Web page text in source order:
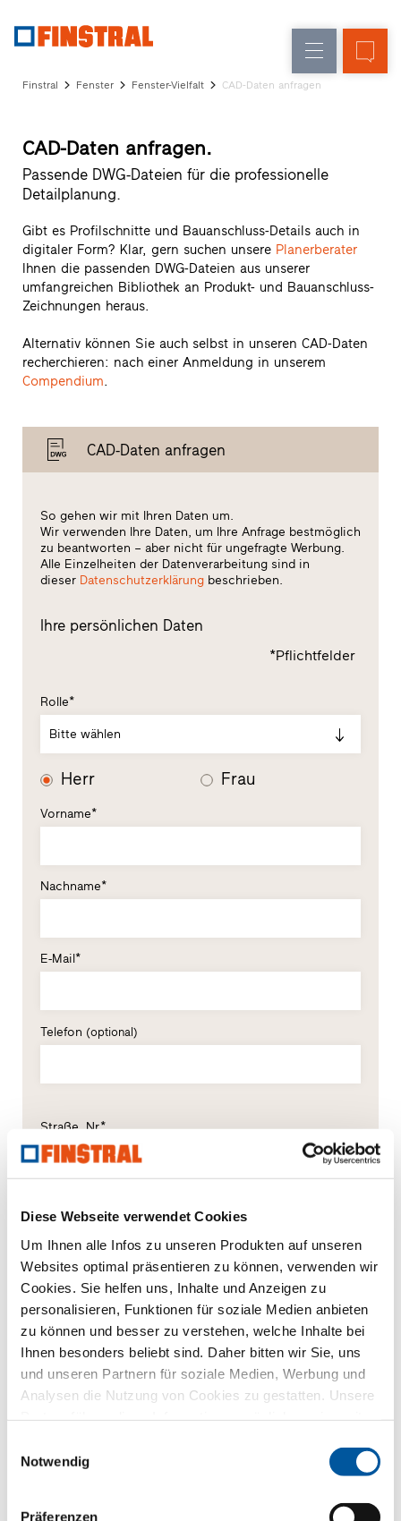
Diese Webseite verwendet Cookies
Um Ihnen alle Infos zu unseren Produkten auf unseren
Websites optimal präsentieren zu können, verwenden wir
Cookies. Sie helfen uns, Inhalte und Anzeigen zu
personalisieren, Funktionen für soziale Medien anbieten
zu können und besser zu verstehen, welche Inhalte bei
Ihnen besonders beliebt sind. Daher bitten wir Sie, uns
und unseren Partnern für soziale Medien, Werbung und
Analysen die Nutzung von Cookies zu gestatten. Unsere
haben oder die sie im Rahmen Ihrer Nutzung der Dienste
Notwendig
Präferenzen
Glaswände
Partner-
Programm
Händlersuche
Finstral Fenster Fenster-Vielfalt CAD-Daten anfragen
CAD-Daten anfragen.
Passende DWG-Dateien für die professionelle
Detailplanung.
Gibt es Profilschnitte und Bauanschluss-Details auch in
digitaler Form? Klar, gern suchen unsere Planerberater
Ihnen die passenden DWG-Dateien aus unserer
umfangreichen Bibliothek an Produkt- und Bauanschluss-
Zeichnungen heraus.
Alternativ können Sie auch selbst in unseren CAD-Daten
recherchieren: nach einer Anmeldung in unserem
Compendium.
CAD-Daten anfragen
So gehen wir mit Ihren Daten um.
Wir verwenden Ihre Daten, um Ihre Anfrage bestmöglich
zu beantworten – aber nicht für ungefragte Werbung.
Alle Einzelheiten der Datenverarbeitung sind in
dieser Datenschutzerklärungbeschrieben.
Ihre persönlichen Daten
*Pflichtfelder
Rolle*
Bitte wählen
Herr Frau
Vorname*
Nachname*
E-Mail*
Telefon (optional)
Straße, Nr.*
Land*
Bitte wählen
Ihre ausgewählte Flügelvariante